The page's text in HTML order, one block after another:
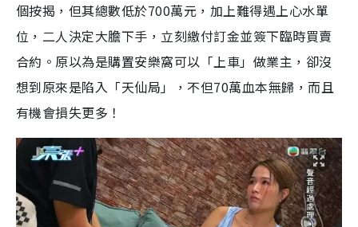
個按揭，但其總數低於700萬元，加上難得遇上心水單
位，二人決定大膽下手，立刻繳付訂金並簽下臨時買賣
合約。原以為是購置安樂窩可以「上車」做業主，卻沒
想到原來是陷入「天仙局」，不但70萬血本無歸，而且
有機會損失更多！